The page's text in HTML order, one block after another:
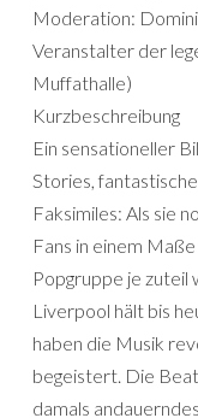
Moderation:
Veranstalter der
Muffathalle)
Kurzbeschreibung
Ein sensationeller
Stories,
Faksimiles: Als sie
Fans in einem
Popgruppe je zuteil
Liverpool hält bis
haben die Musik
begeistert. Die
damals